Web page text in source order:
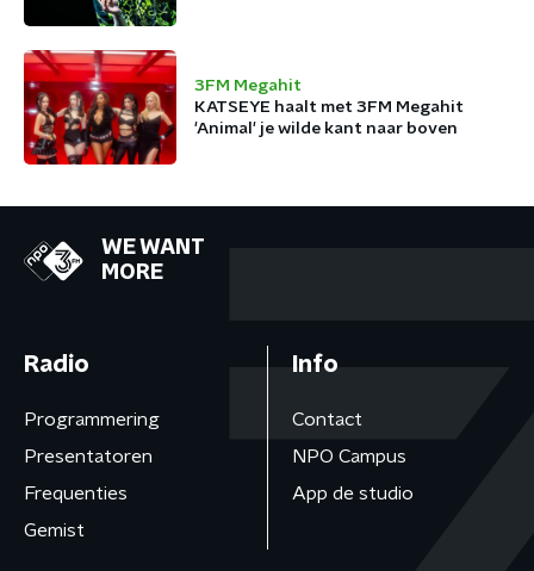
3FM Megahit
KATSEYE haalt met 3FM Megahit
'Animal' je wilde kant naar boven
WE WANT
MORE
Radio
Programmering
Presentatoren
Frequenties
Gemist
Info
Contact
NPO Campus
App de studio